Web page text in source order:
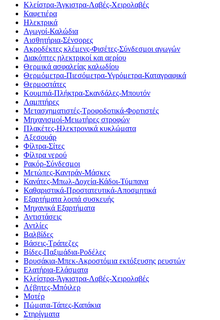
Κλείστρα-Άγκιστρα-Λαβές-Χειρολαβές
Καφετιέρα
Ηλεκτρικά
Αγωγοί-Καλώδια
Αισθητήρια-Σένσορες
Ακροδέκτες κλέμενς-Φισέτες-Σύνδεσμοι αγωγών
Διακόπτες ηλεκτρικοί και αερίου
Θερμικά ασφαλείας καλωδίου
Θερμόμετρα-Πιεσόμετρα-Υγρόμετρα-Καταγραφικά
Θερμοστάτες
Κουμπιά-Πλήκτρα-Σκανδάλες-Μπουτόν
Λαμπτήρες
Μετασχηματιστές-Τροφοδοτικά-Φορτιστές
Μηχανισμοί-Μειωτήρες στροφών
Πλακέτες-Ηλεκτρονικά κυκλώματα
Αξεσουάρ
Φίλτρα-Σίτες
Φίλτρα νερού
Ρακόρ-Σύνδεσμοι
Μετώπες-Καντράν-Μάσκες
Κανάτες-Μπωλ-Δοχεία-Κάδοι-Τύμπανα
Καθαριστικά-Προστατευτικά-Αποσμητικά
Εξαρτήματα λοιπά συσκευής
Μηχανικά Εξαρτήματα
Αντιστάσεις
Αντλίες
Βαλβίδες
Βάσεις-Τράπεζες
Βίδες-Παξιμάδια-Ροδέλες
Βρυσάκια-Μπεκ-Ακροστόμια εκτόξευσης ρευστών
Ελατήρια-Ελάσματα
Κλείστρα-Άγκιστρα-Λαβές-Χειρολαβές
Λέβητες-Μπόιλερ
Μοτέρ
Πώματα-Τάπες-Καπάκια
Στηρίγματα